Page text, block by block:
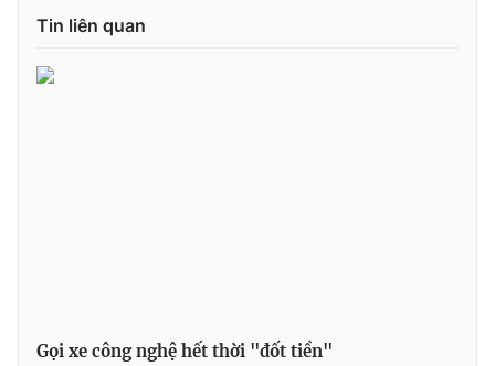
toasoan@vtv.vn
Liên hệ quảng cáo:
Tin liên quan
Gọi xe công nghệ hết thời "đốt tiền"